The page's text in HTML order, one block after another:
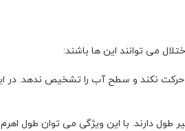
می توانند این ها باشند:
حرکت نکند و سطح آب را تشخیص ندهد. در
دارند. با این ویژگی می توان طول اهرم